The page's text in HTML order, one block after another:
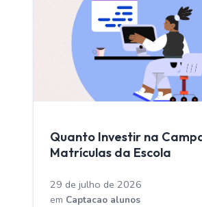
Quanto Investir na
Matrículas da Escola
29 de julho de 2026
em Captacao alunos